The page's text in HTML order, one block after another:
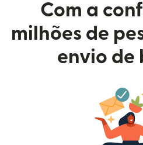
Com a
milhões de
envio de